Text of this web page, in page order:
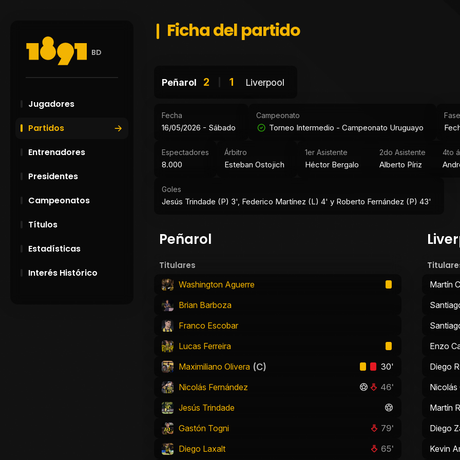
BD
Jugadores
Partidos
Entrenadores
Presidentes
Campeonatos
Títulos
Estadísticas
Interés Histórico
Ficha del partido
Peñarol 2 1 Liverpool
Fecha
16/05/2026 - Sábado
Campeonato
Torneo Intermedio - Campeonato Uruguayo
Fase
Espectadores
8.000
Árbitro
Esteban Ostojich
1er Asistente
Héctor Bergalo
2do Asistente
Alberto Píriz
4to
Goles
Jesús Trindade (P) 3', Federico Martínez (L) 4' y Roberto Fernández (P) 43'
Peñarol
Titulares
Washington Aguerre
Brian Barboza
Franco Escobar
Lucas Ferreira
Maximiliano Olivera (C)
30'
Nicolás Fernández
46'
Jesús Trindade
Gastón Togni
79'
Diego Laxalt 65'
Martín
Enzo
Diego
Nicolás
Martín
Diego
Kevin